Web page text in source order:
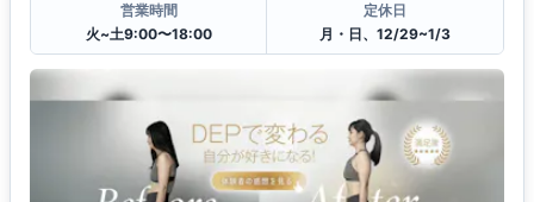
営業時間
火~土9:00〜18:00
定休日
月・日、12/29~1/3